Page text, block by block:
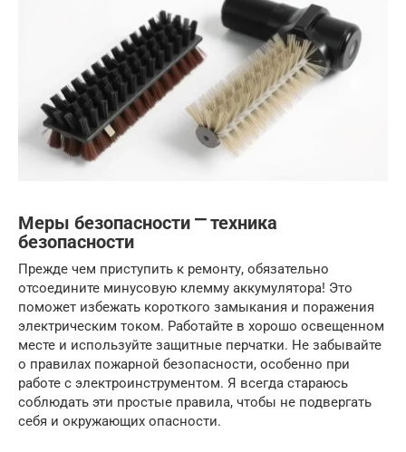
Меры безопасности ⎻ техника
безопасности
Прежде чем приступить к ремонту, обязательно
отсоедините минусовую клемму аккумулятора! Это
поможет избежать короткого замыкания и поражения
электрическим током. Работайте в хорошо освещенном
месте и используйте защитные перчатки. Не забывайте
о правилах пожарной безопасности, особенно при
работе с электроинструментом. Я всегда стараюсь
соблюдать эти простые правила, чтобы не подвергать
себя и окружающих опасности.